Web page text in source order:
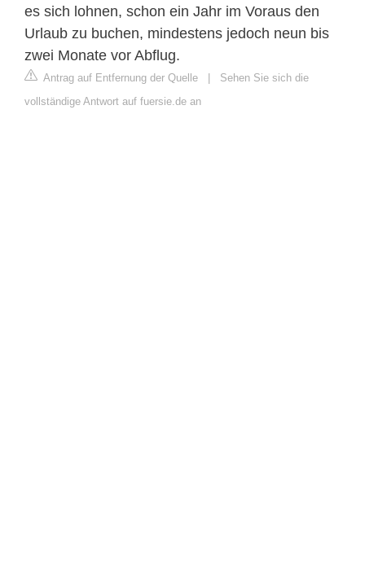
es sich lohnen, schon ein Jahr im Voraus den
Urlaub zu buchen, mindestens jedoch neun bis
zwei Monate vor Abflug.
Antrag auf Entfernung der Quelle | Sehen Sie sich die
vollständige Antwort auf fuersie.de an